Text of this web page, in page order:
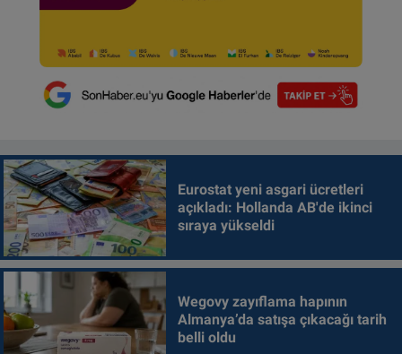
Eurostat yeni asgari ücretleri
açıkladı: Hollanda AB'de ikinci
sıraya yükseldi
Wegovy zayıflama hapının
Almanya’da satışa çıkacağı tarih
belli oldu